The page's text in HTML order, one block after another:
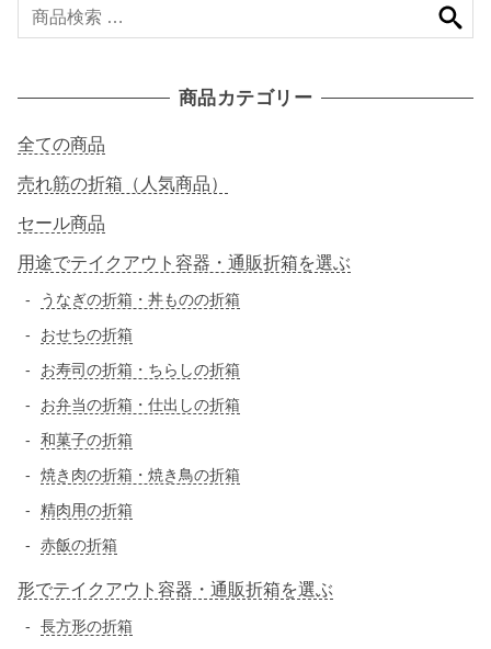
検
索
:
商品カテゴリー
全ての商品
売れ筋の折箱（人気商品）
セール商品
用途でテイクアウト容器・通販折箱を選ぶ
うなぎの折箱・丼ものの折箱
おせちの折箱
お寿司の折箱・ちらしの折箱
お弁当の折箱・仕出しの折箱
和菓子の折箱
焼き肉の折箱・焼き鳥の折箱
精肉用の折箱
赤飯の折箱
形でテイクアウト容器・通販折箱を選ぶ
長方形の折箱